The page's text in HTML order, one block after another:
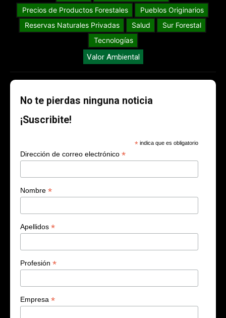
Precios de Productos Forestales
Pueblos Originarios
Reservas Naturales Privadas
Salud
Sur Forestal
Tecnologías
Valor Ambiental
No te pierdas ninguna noticia
¡Suscribite!
* indica que es obligatorio
Dirección de correo electrónico *
Nombre *
Apellidos *
Profesión *
Empresa *